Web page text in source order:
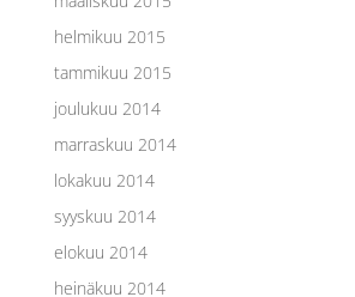
helmikuu 2015
tammikuu 2015
joulukuu 2014
marraskuu 2014
lokakuu 2014
syyskuu 2014
elokuu 2014
heinäkuu 2014